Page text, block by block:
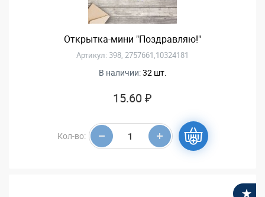
Открытка-мини "Поздравляю!"
Артикул: 398, 2757661,10324181
В наличии:32 шт.
15.60 ₽
Кол-во: